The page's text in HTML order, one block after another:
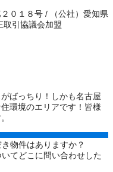
０１８号 /
（公社）愛知県
取引協議会加盟
ばっちり！しかも名古屋
環境のエリアです！皆様
物件はありますか？
てどこに問い合わせした